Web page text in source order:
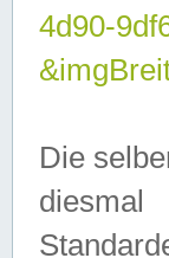
4d90-
Die